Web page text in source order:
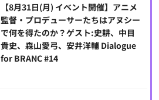
【8月31日(月) イベント開催】アニメ
監督・プロデューサーたちはアヌシー
で何を得たのか？ゲスト:史耕、中目
貴史、森山愛弓、安井洋輔 Dialogue
for BRANC #14